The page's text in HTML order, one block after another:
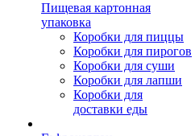
Пищевая картонная
упаковка
Коробки для пиццы
Коробки для пирогов
Коробки для суши
Коробки для лапши
Коробки для
доставки еды